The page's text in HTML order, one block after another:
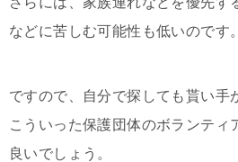
などに苦しむ可能性も低いのです。
ですので、自分で探しても貰い手
こういった保護団体のボランティ
良いでしょう。